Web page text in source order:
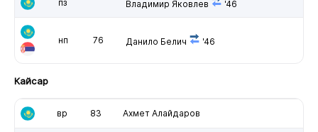
пз Владимир Яковлев '46
нп 76 Данило Белич '46
Кайсар
вр 83 Ахмет Алайдаров